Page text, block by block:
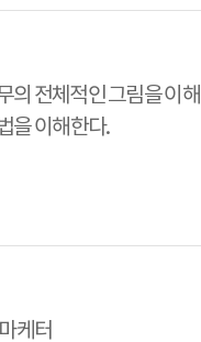
의 전체적인 그림을 이
을 이해한다.
케터